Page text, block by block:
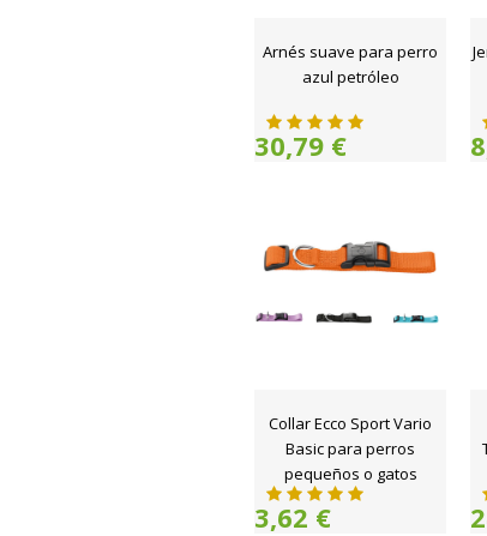
Arnés suave para perro
azul petróleo
30,79 €
Collar Ecco Sport Vario
Basic para perros
pequeños o gatos
3,62 €